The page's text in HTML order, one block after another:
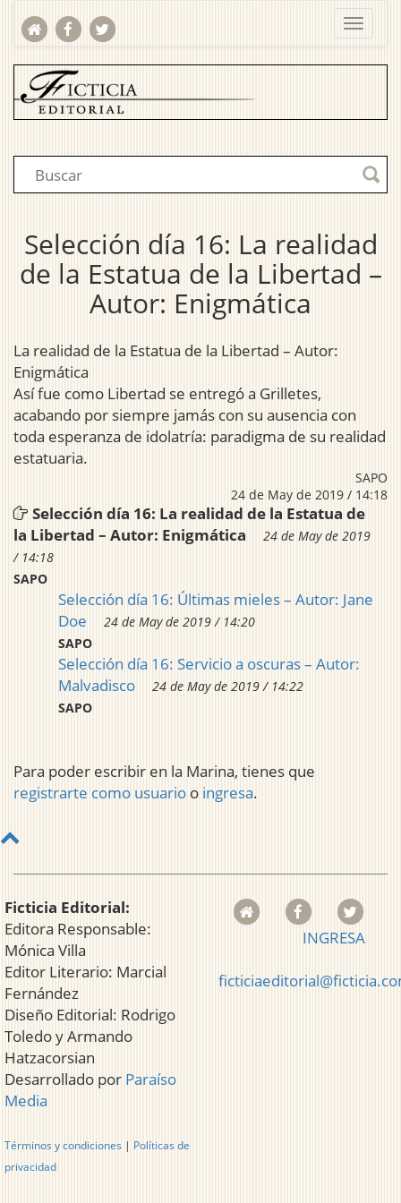
Selección día 16: La realidad
de la Estatua de la Libertad –
Autor: Enigmática
La realidad de la Estatua de la Libertad – Autor:
Enigmática
Así fue como Libertad se entregó a Grilletes,
acabando por siempre jamás con su ausencia con
toda esperanza de idolatría: paradigma de su realidad
estatuaria.
SAPO
24 de May de 2019 / 14:18
Selección día 16: La realidad de la Estatua de
la Libertad – Autor: Enigmática
24 de May de 2019
/ 14:18
SAPO
Selección día 16: Últimas mieles – Autor: Jane
Doe
24 de May de 2019 / 14:20
SAPO
Selección día 16: Servicio a oscuras – Autor:
Malvadisco
24 de May de 2019 / 14:22
SAPO
Para poder escribir en la Marina, tienes que
registrarte como usuario o ingresa.
Ficticia Editorial:
Editora Responsable:
Mónica Villa
Editor Literario: Marcial
Fernández
Diseño Editorial: Rodrigo
Toledo y Armando
Hatzacorsian
Desarrollado por Paraíso
Media
Términos y condiciones | Políticas de
privacidad
INGRESA